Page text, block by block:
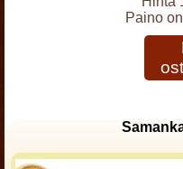
Paino